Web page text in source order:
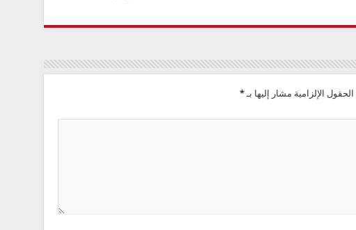
الحقول الإلزامية مشار إليها بـ*